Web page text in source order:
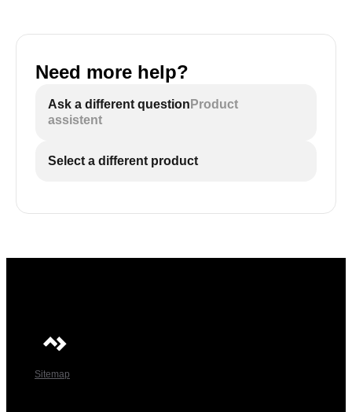
Need more help?
Ask a different question Product
assistent
Select a different product
Sitemap